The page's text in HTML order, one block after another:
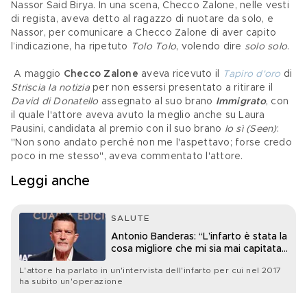
Nassor Said Birya. In una scena, Checco Zalone, nelle vesti
di regista, aveva detto al ragazzo di nuotare da solo, e
Nassor, per comunicare a Checco Zalone di aver capito
l’indicazione, ha ripetuto
Tolo Tolo, volendo dire solo solo.
A maggio Checco Zalone aveva ricevuto il Tapiro d'oro di
Striscia la notizia per non essersi presentato a ritirare il
David di Donatello assegnato al suo brano Immigrato, con
il quale l'attore aveva avuto la meglio anche su Laura
Pausini, candidata al premio con il suo brano Io sì (Seen):
"Non sono andato perché non me l'aspettavo; forse credo
poco in me stesso", aveva commentato l'attore.
Leggi anche
SALUTE
Antonio Banderas: “L’infarto è stata la
cosa migliore che mi sia mai capitata
L'attore ha parlato in un'intervista dell'infarto per cui nel 2017
ha subito un'operazione